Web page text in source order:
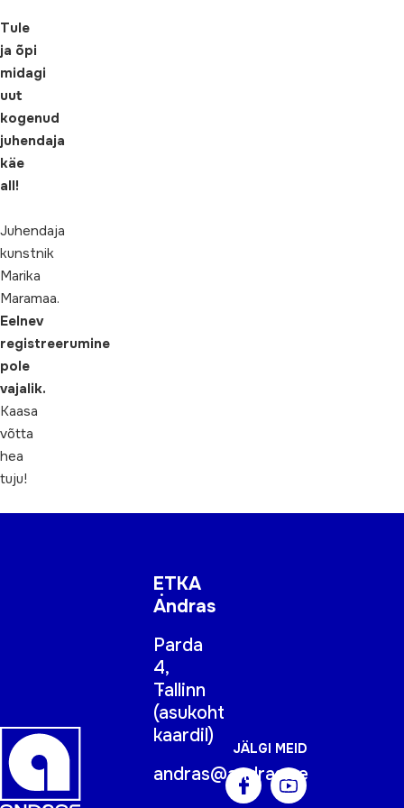
Tule
ja õpi
midagi
uut
kogenud
juhendaja
käe
all!
Juhendaja
kunstnik
Marika
Maramaa.
Eelnev
registreerumine
pole
vajalik.
Kaasa
võtta
hea
tuju!
ETKA
Andras
Parda
4,
Tallinn
(asukoht
kaardil)
andras@andras.ee
JÄLGI MEID